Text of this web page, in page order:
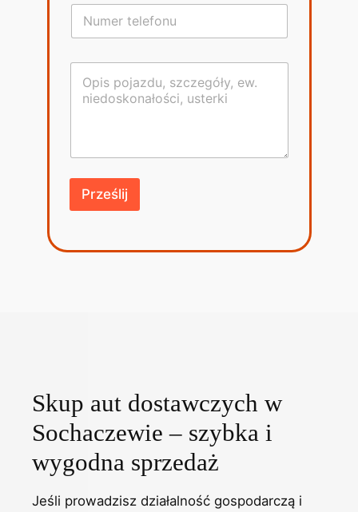
Prześlij
Skup aut dostawczych w
Sochaczewie – szybka i
wygodna sprzedaż
Jeśli prowadzisz działalność gospodarczą i